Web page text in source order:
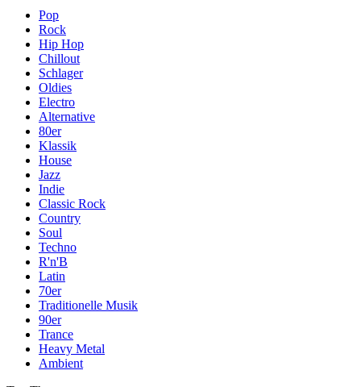
Pop
Rock
Hip Hop
Chillout
Schlager
Oldies
Electro
Alternative
80er
Klassik
House
Jazz
Indie
Classic Rock
Country
Soul
Techno
R'n'B
Latin
70er
Traditionelle Musik
90er
Trance
Heavy Metal
Ambient